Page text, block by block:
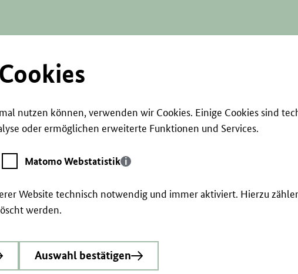
nutzen können, verwenden wir Cookies. Einige Cookies sind
oder ermöglichen erweiterte Funktionen und Services.
Matomo
Webstatistik
Matomo Webstatistik
Website technisch notwendig und immer aktiviert. Hierzu
werden.
Auswahl bestätigen